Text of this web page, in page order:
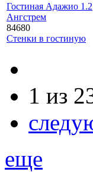
Гостиная Адажио 1.2
Ангстрем
84680
Стенки в гостиную
1 из
еще